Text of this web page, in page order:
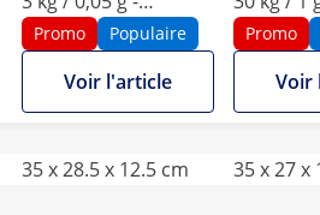
22,8 x 28 cm - 80 h
d'autonomie -
3 écrans LCD
Promo Populaire
Voir l'article
21 x 27
LCD
Promo
Voir
35 x 28.5 x 12.5 cm
35 x 27 x